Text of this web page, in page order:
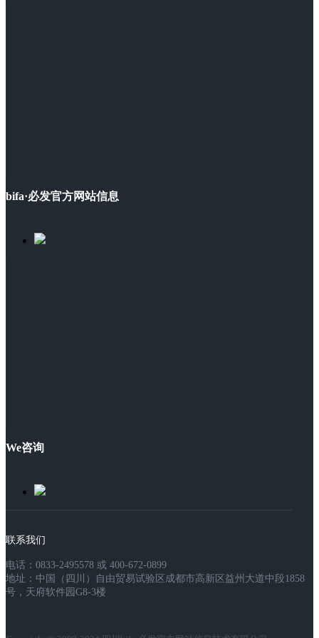
bifa·必发官方网站信息
We咨询
联系我们
电话：0833-2495578 或 400-672-0899
地址：中国（四川）自由贸易试验区成都市高新区益州大道中段1858
号，天府软件园G8-3楼